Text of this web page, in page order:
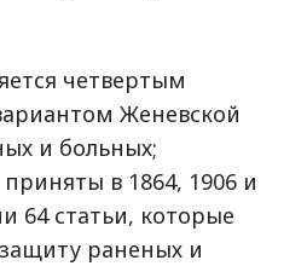
четвертым
Женевской
и больных;
в 1864, 1906 и
64 статьи, которые
раненых и